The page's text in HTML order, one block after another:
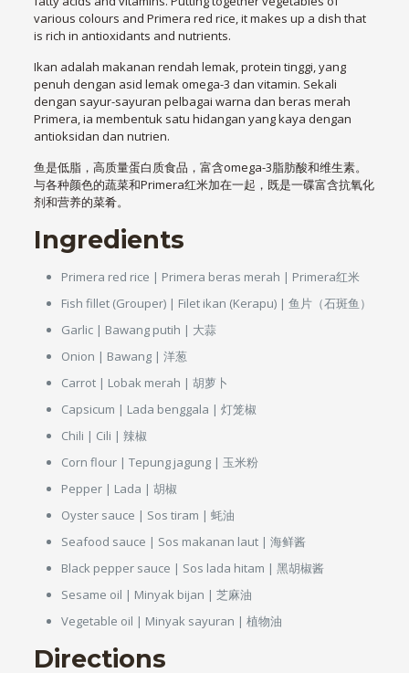
various colours and Primera red rice, it makes up a dish that
is rich in antioxidants and nutrients.
Ikan adalah makanan rendah lemak, protein tinggi, yang
penuh dengan asid lemak omega-3 dan vitamin. Sekali
dengan sayur-sayuran pelbagai warna dan beras merah
Primera, ia membentuk satu hidangan yang kaya dengan
antioksidan dan nutrien.
鱼是低脂，高质量蛋白质食品，富含omega-3脂肪酸和维生素。
与各种颜色的蔬菜和Primera红米加在一起，既是一碟富含抗氧化
剂和营养的菜肴。
Ingredients
Primera red rice | Primera beras merah | Primera红米
Fish fillet (Grouper) | Filet ikan (Kerapu) | 鱼片（石斑鱼）
Garlic | Bawang putih | 大蒜
Onion | Bawang | 洋葱
Carrot | Lobak merah | 胡萝卜
Capsicum | Lada benggala | 灯笼椒
Chili | Cili | 辣椒
Corn flour | Tepung jagung | 玉米粉
Pepper | Lada | 胡椒
Oyster sauce | Sos tiram | 蚝油
Seafood sauce | Sos makanan laut | 海鲜酱
Black pepper sauce | Sos lada hitam | 黑胡椒酱
Sesame oil | Minyak bijan | 芝麻油
Vegetable oil | Minyak sayuran | 植物油
Directions